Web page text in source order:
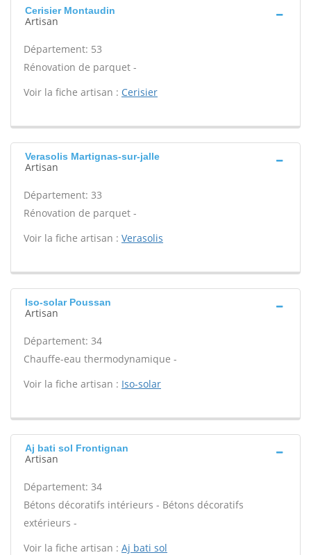
Cerisier Montaudin
Artisan
Département: 53
Rénovation de parquet -
Voir la fiche artisan : Cerisier
Verasolis Martignas-sur-jalle
Artisan
Département: 33
Rénovation de parquet -
Voir la fiche artisan : Verasolis
Iso-solar Poussan
Artisan
Département: 34
Chauffe-eau thermodynamique -
Voir la fiche artisan : Iso-solar
Aj bati sol Frontignan
Artisan
Département: 34
Bétons décoratifs intérieurs - Bétons décoratifs
extérieurs -
Voir la fiche artisan : Aj bati sol